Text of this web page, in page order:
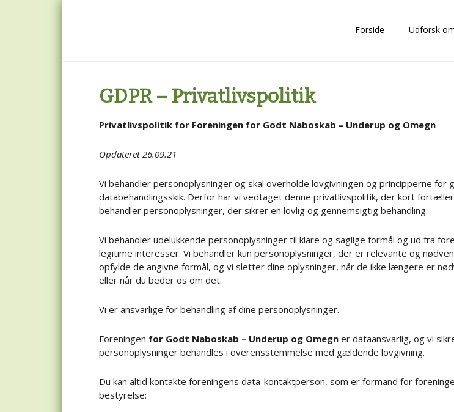
Forside Udforsk
GDPR – Privatlivspolitik
Privatlivspolitik for Foreningen for Godt Naboskab – Underup og Omegn
Opdateret 26.09.21
Vi behandler personoplysninger og skal overholde lovgivningen og principperne for
databehandlingsskik. Derfor har vi vedtaget denne privatlivspolitik, der kort
behandler personoplysninger, der sikrer en lovlig og gennemsigtig behandling.
Vi behandler udelukkende personoplysninger til klare og saglige formål og ud fra
legitime interesser. Vi behandler kun personoplysninger, der er relevante og
opfylde de angivne formål, og vi sletter dine oplysninger, når de ikke længere er
eller når du beder os om det.
Vi er ansvarlige for behandling af dine personoplysninger.
Foreningen for Godt Naboskab – Underup og Omegn er dataansvarlig, og vi
personoplysninger behandles i overensstemmelse med gældende lovgivning.
Du kan altid kontakte foreningens data-kontaktperson, som er formand for
bestyrelse: